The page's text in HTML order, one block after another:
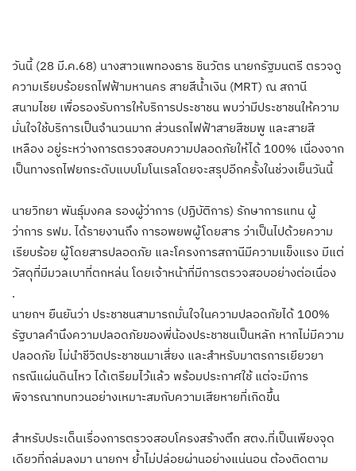
วันนี้ (28 มี.ค.68) นางสาวแพทองธาร ชินวัตร นายกรัฐมนตรี ตรวจดู
ความเรียบร้อยรถไฟฟ้ามหานคร สายสีน้ำเงิน (MRT) ณ สถานี
สนามไชย เพื่อรองรับการให้บริการประชาชน พบว่ามีประชาชนให้ความ
มั่นใจใช้บริการเป็นจำนวนมาก ส่วนรถไฟฟ้าสายสีชมพู และสายสี
เหลือง อยู่ระหว่างการตรวจสอบความปลอดภัยให้ได้ 100% เนื่องจาก
เป็นทางรถไฟยกระดับแบบโมโนเรลโดยจะสรุปอีกครั้งในช่วงเย็นวันนี้
นายวิทยา พันธุ์มงคล รองผู้ว่าการ (ปฏิบัติการ) รักษาการแทน ผู้
ว่าการ รฟม. ได้รายงานถึง การอพยพผู้โดยสาร ว่าเป็นไปด้วยความ
เรียบร้อย ผู้โดยสารปลอดภัย และโครงการสถานีมีความแข็งแรง มีแต่
วัสดุที่มีมวลเบาที่ตกหล่น โดยเจ้าหน้าที่มีการตรวจสอบอย่างต่อเนื่อง
.
นายกฯ ยืนยันว่า ประชาชนสามารถมั่นใจในความปลอดภัยได้ 100%
รัฐบาลคำนึงความปลอดภัยของพี่น้องประชาชนเป็นหลัก หากไม่มีความ
ปลอดภัย ไม่นำชีวิตประชาชนมาเสี่ยง และสำหรับมาตรการเยียวยา
กรณีแผ่นดินไหว ได้เตรียมไว้แล้ว พร้อมประกาศใช้ แต่จะมีการ
พิจารณาทบทวนอย่างเหมาะสมกับความเสียหายที่เกิดขึ้น
สำหรับประเด็นเรื่องการตรวจสอบโครงสร้างตึก สตง.ที่เป็นเพียงจุด
เดียวที่ถล่มลงมา นายกฯ ย้ำไม่ปล่อยผ่านอย่างแน่นอน ต้องติดตาม